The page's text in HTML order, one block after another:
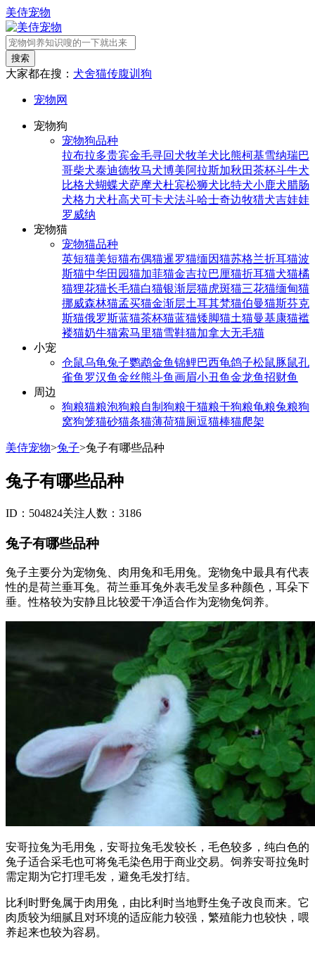
美侍宠物
搜索
大家都在搜： 犬舍猫传腹训狗
宠物网
宠物狗
宠物狗品种
拉布拉多贵宾金毛寻回犬牧羊犬比熊柯基雪纳瑞巴
哥柴犬泰迪德牧马犬博美阿拉斯加秋田茶杯斗牛犬
比格犬蝴蝶犬萨摩犬杜宾松狮犬比特犬小鹿犬腊肠
犬格力犬杜高犬可卡犬法斗哈士奇边牧猎犬吉娃娃
罗威纳
宠物猫
宠物猫品种
英短猫美短猫布偶猫暹罗猫缅因猫苏格兰折耳猫波
斯猫中华田园猫加菲猫金吉拉巴厘猫折耳猫犬猫橘
猫狸花猫长毛猫白猫银渐层猫虎斑猫三花猫缅甸猫
挪威森林猫孟买猫金渐层土耳其梵猫伯曼猫斯芬克
斯猫俄罗斯蓝猫茶杯猫蓝猫矮脚猫土猫曼基康猫褴
褛猫奶牛猫索马里猫雪鞋猫加拿大无毛猫
小宠
仓鼠乌龟兔子鹦鹉金鱼锦鲤巴西龟鸽子松鼠豚鼠孔
雀鱼 罗汉鱼金丝熊斗鱼画眉小丑鱼金龙鱼招财鱼
周边
狗粮猫粮泡狗粮自制狗粮干猫粮干狗粮龟粮兔粮狗
窝狗笼猫砂猫条猫薄荷猫厕逗猫棒猫爬架
美侍宠物>兔子>兔子有哪些品种
兔子有哪些品种
ID：504824关注人数：3186
兔子有哪些品种
兔子主要分为宠物兔、肉用兔和毛用兔。宠物兔中最具有代表
性的是荷兰垂耳兔。荷兰垂耳兔外表毛发呈多种颜色，耳朵下
垂。性格较为安静且比较爱干净适合作为宠物兔饲养。
安哥拉兔为毛用兔，安哥拉兔毛发较长，毛色较多，纯白色的
兔子适合采毛也可将兔毛染色用于商业交易。饲养安哥拉兔时
需定期为它打理毛发，避免毛发打结。
比利时野兔属于肉用兔，由比利时当地野生兔子改良而来。它
肉质较为细腻且对环境的适应能力较强，繁殖能力也较快，喂
养起来也较为容易。